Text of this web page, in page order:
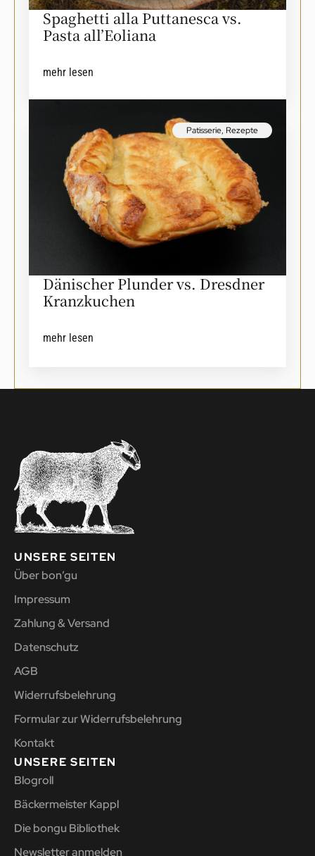
Spaghetti alla Puttanesca vs.
Pasta all’Eoliana
mehr lesen
Patisserie, Rezepte
Dänischer Plunder vs. Dresdner
Kranzkuchen
mehr lesen
UNSERE SEITEN
Über bon’gu
Impressum
Zahlung & Versand
Datenschutz
AGB
Widerrufsbelehrung
Formular zur Widerrufsbelehrung
Kontakt
UNSERE SEITEN
Blogroll
Bäckermeister Kappl
Die bongu Bibliothek
Newsletter anmelden